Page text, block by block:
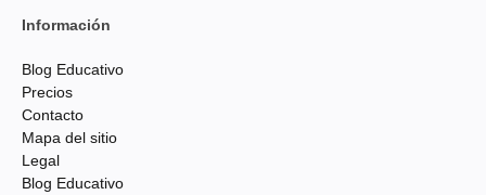
Información
Blog Educativo
Precios
Contacto
Mapa del sitio
Legal
Blog Educativo